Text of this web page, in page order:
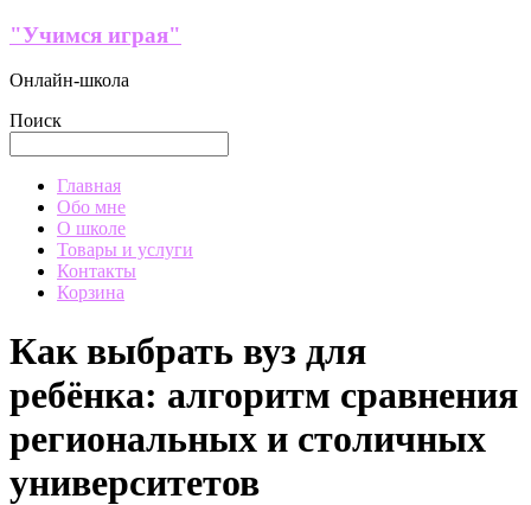
Перейти
содержимому
"Учимся играя"
Онлайн-школа
Поиск
МенюГлавная
Обо мне
О школе
Товары и услуги
Контакты
Корзина
Как выбрать вуз для
ребёнка: алгоритм сравнения
региональных и столичных
университетов